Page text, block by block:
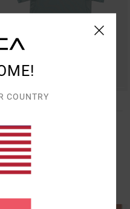
3
de manga curta Azul Homem
50,00
31,50
COUNTRY